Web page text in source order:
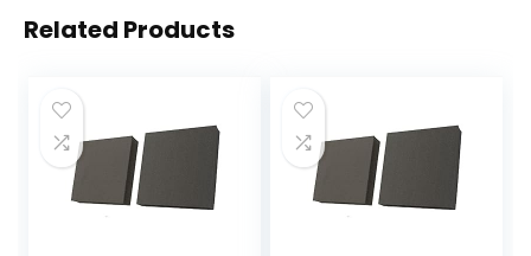
Related Products